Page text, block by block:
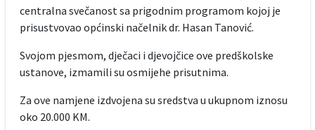
centralna svečanost sa prigodnim programom kojoj je
prisustvovao općinski načelnik dr. Hasan Tanović.
Svojom pjesmom, dječaci i djevojčice ove predškolske
ustanove, izmamili su osmijehe prisutnima.
Za ove namjene izdvojena su sredstva u ukupnom iznosu
oko 20.000 KM.